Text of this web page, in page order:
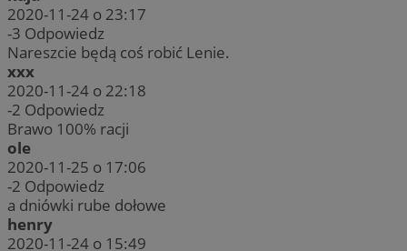
2020-11-24 o 23:17
-3 Odpowiedz
Nareszcie będą coś robić Lenie.
xxx
2020-11-24 o 22:18
-2 Odpowiedz
Brawo 100% racji
ole
2020-11-25 o 17:06
-2 Odpowiedz
a dniówki rube dołowe
henry
2020-11-24 o 15:49